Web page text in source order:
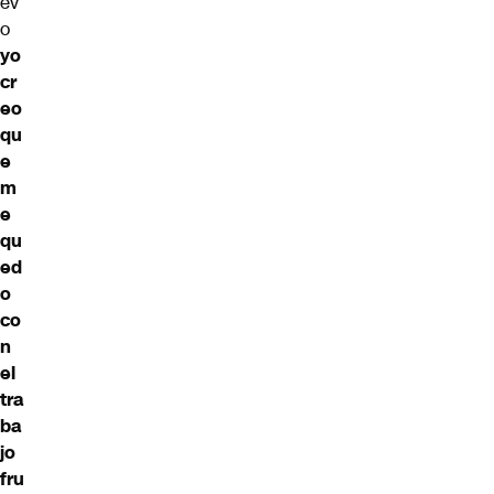
o
yo
cr
eo
qu
e
m
e
qu
ed
o
co
n
el
tra
ba
jo
fru